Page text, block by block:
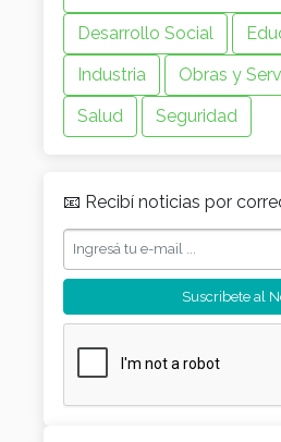
Desarrollo Social
Industria
Obras y
Salud
Seguridad
📧 Recibí noticias por